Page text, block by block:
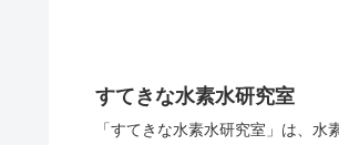
すてきな水素水研究室
「すてきな水素水研究室」は、